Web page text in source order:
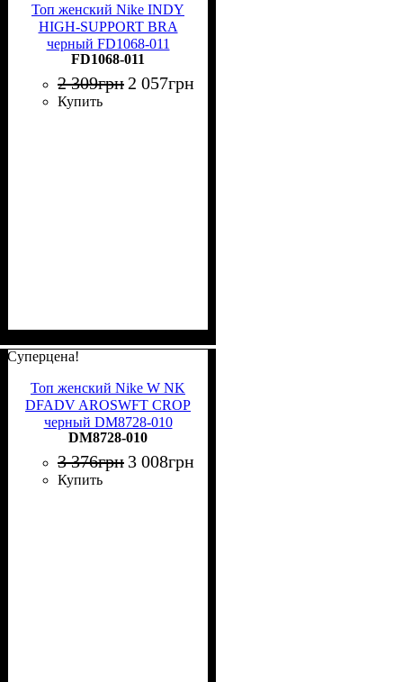
Топ женский Nike INDY
HIGH-SUPPORT BRA
черный FD1068-011
FD1068-011
2 309грн 2 057грн
Купить
Суперцена!
Топ женский Nike W NK
DFADV AROSWFT CROP
черный DM8728-010
DM8728-010
3 376грн 3 008грн
Купить